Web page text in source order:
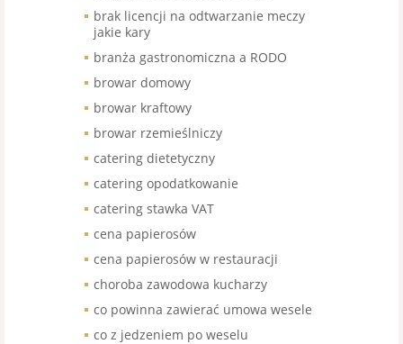
brak licencji na odtwarzanie meczy
jakie kary
branża gastronomiczna a RODO
browar domowy
browar kraftowy
browar rzemieślniczy
catering dietetyczny
catering opodatkowanie
catering stawka VAT
cena papierosów
cena papierosów w restauracji
choroba zawodowa kucharzy
co powinna zawierać umowa wesele
co z jedzeniem po weselu